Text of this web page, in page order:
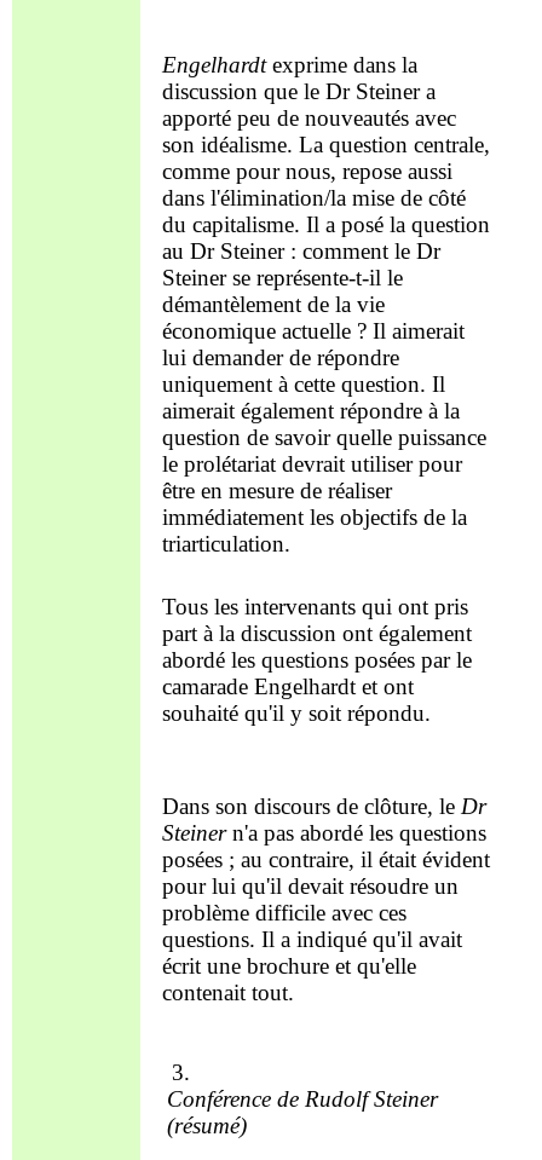
Engelhardtexprime dans la
discussion que le Dr Steiner a
apporté peu de nouveautés avec
son idéalisme. La question centrale,
comme pour nous, repose aussi
dans l'élimination/la mise de côté
du capitalisme. Il a posé la question
au Dr Steiner : comment le Dr
Steinerse représente-t-il le
démantèlement de la vie
économique actuelle ? Il aimerait
lui demander de répondre
uniquement à cette question. Il
aimerait également répondre à la
question de savoir quelle puissance
le prolétariat devrait utiliser pour
être en mesure de réaliser
immédiatement les objectifs de la
triarticulation.
Tous les intervenants qui ont pris
part à la discussion ont également
abordé les questions posées par le
camarade Engelhardt et ont
souhaité qu'il y soit répondu.
Dans son discours de clôture, le Dr
Steinern'a pas abordé les questions
posées ; au contraire, il était évident
pour lui qu'il devait résoudre un
problème difficile avec ces
questions. Il a indiqué qu'il avait
écrit une brochure et qu'elle
contenait tout.
3.
Conférence de Rudolf Steiner
(résumé)